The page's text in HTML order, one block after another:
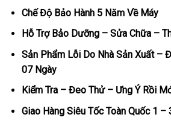
Chế Độ Bảo Hành 5 Năm Về Máy
Hỗ Trợ Bảo Dưỡng – Sửa Chữa –
Sản Phẩm Lỗi Do Nhà Sản Xuất –
07 Ngày
Kiểm Tra – Đeo Thử – Ưng Ý Rồi
Giao Hàng Siêu Tốc Toàn Quốc 1 –